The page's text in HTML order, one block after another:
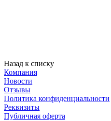
Назад к списку
Компания
Новости
Отзывы
Политика конфиденциальности
Реквизиты
Публичная оферта